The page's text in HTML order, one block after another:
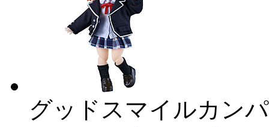
グッドスマイルカン